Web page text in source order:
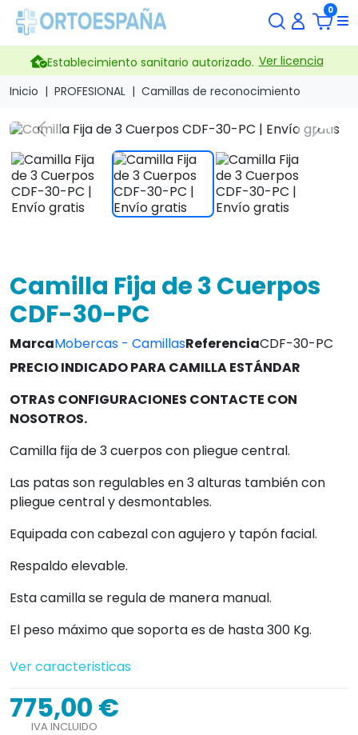
0
Establecimiento sanitario autorizado. Ver licencia
Inicio
PROFESIONAL Camillas de reconocimiento
Previous Next
Camilla Fija de 3 Cuerpos
CDF-30-PC
MarcaMobercas - CamillasReferenciaCDF-30-PC
PRECIO INDICADO PARA CAMILLA ESTÁNDAR
OTRAS CONFIGURACIONES CONTACTE CON
NOSOTROS.
Camilla fija de 3 cuerpos con pliegue central.
Las patas son regulables en 3 alturas también con
pliegue central y desmontables.
Equipada con cabezal con agujero y tapón facial.
Respaldo elevable.
Esta camilla se regula de manera manual.
El peso máximo que soporta es de hasta 300 Kg.
Ver caracteristicas
775,00 €
IVA INCLUIDO